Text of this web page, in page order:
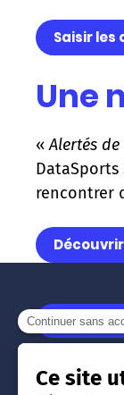
Saisir
Une
«Alertés
DataSports
rencontrer
11 rue Léon
75010Paris